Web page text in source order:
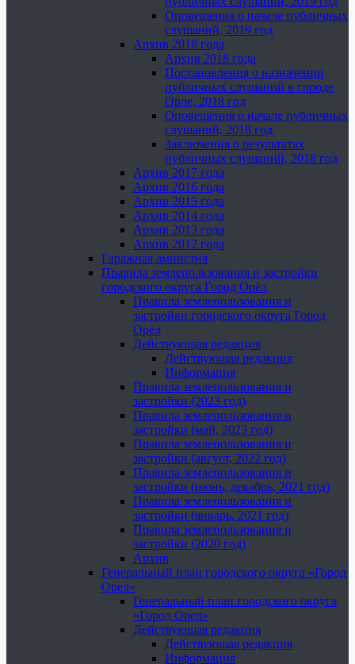
Оповещения о начале публичных
слушаний, 2019 год
Архив 2018 года
Архив 2018 года
Постановления о назначении
публичных слушаний в городе
Орле, 2018 год
Оповещения о начале публичных
слушаний, 2018 год
Заключения о результатах
публичных слушаний, 2018 год
Архив 2017 года
Архив 2016 года
Архив 2015 года
Архив 2014 года
Архив 2013 года
Архив 2012 года
Гаражная амнистия
Правила землепользования и застройки
городского округа Город Орёл
Правила землепользования и
застройки городского округа Город
Орёл
Действующая редакция
Действующая редакция
Информация
Правила землепользования и
застройки (2023 год)
Правила землепользования и
застройки (май, 2023 год)
Правила землепользования и
застройки (август, 2022 год)
Правила землепользования и
застройки (июнь, декабрь, 2021 год)
Правила землепользования и
застройки (январь, 2021 год)
Правила землепользования и
застройки (2020 год)
Архив
Генеральный план городского округа «Город
Орел»
Генеральный план городского округа
«Город Орел»
Действующая редакция
Действующая редакция
Информация